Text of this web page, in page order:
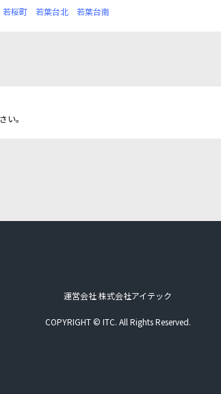
若桜町 若葉台北 若葉台南
い。
運営会社 株式会社アイテック
COPYRIGHT © ITC. All Rights Reserved.